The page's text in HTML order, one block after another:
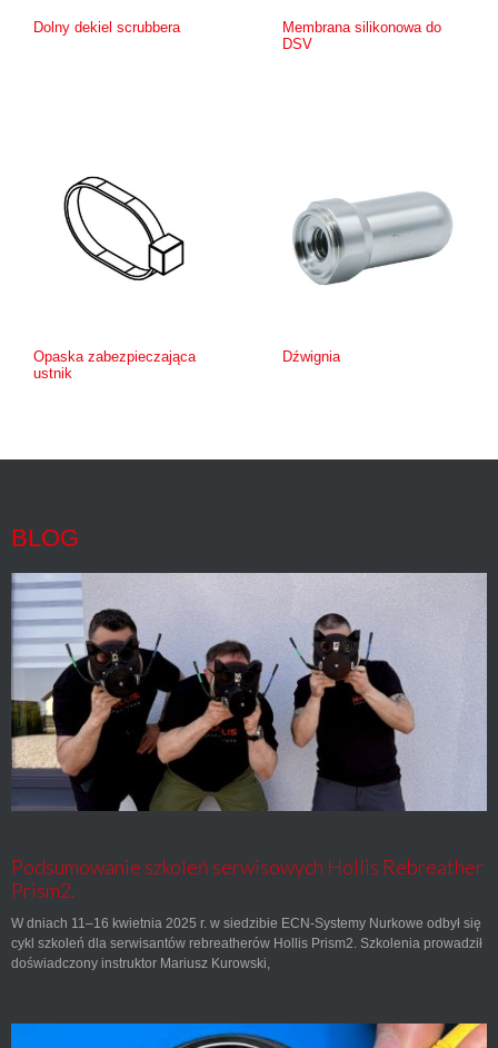
Dolny dekiel scrubbera
Membrana silikonowa do
DSV
Opaska zabezpieczająca
ustnik
Dźwignia
BLOG
Podsumowanie szkoleń serwisowych Hollis Rebreather
Prism2.
W dniach 11–16 kwietnia 2025 r. w siedzibie ECN-Systemy Nurkowe odbył się
cykl szkoleń dla serwisantów rebreatherów Hollis Prism2. Szkolenia prowadził
doświadczony instruktor Mariusz Kurowski,